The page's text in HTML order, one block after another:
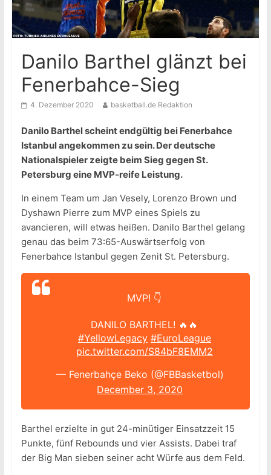
Danilo Barthel glänzt bei
Fenerbahce-Sieg
4. Dezember 2020 basketball.de Redaktion
Danilo Barthel scheint endgültig bei Fenerbahce
Istanbul angekommen zu sein. Der deutsche
Nationalspieler zeigte beim Sieg gegen St.
Petersburg eine MVP-reife Leistung.
In einem Team um Jan Vesely, Lorenzo Brown und
Dyshawn Pierre zum MVP eines Spiels zu
avancieren, will etwas heißen. Danilo Barthel gelang
genau das beim 73:65-Auswärtserfolg von
Fenerbahce Istanbul gegen Zenit St. Petersburg.
MVP! 👇
DANILO BARTHEL! 🔥🔥
#YellowLegacy #EuroLeague
pic.twitter.com/S84bF8EMM2
— Fenerbahçe Beko (@FBBasketbol)
December 3, 2020
Barthel erzielte in gut 24-minütiger Einsatzzeit 15
Punkte, fünf Rebounds und vier Assists. Dabei traf
der Big Man sieben seiner acht Würfe aus dem Feld.